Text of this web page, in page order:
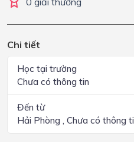
Chi tiết
Học tại trường
Chưa có thông tin
Đến từ
Hải Phòng , Chưa có thông